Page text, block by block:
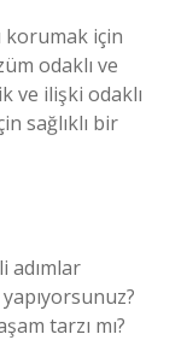
korumak için
odaklı ve
ve ilişki odaklı
sağlıklı bir
adımlar
tarzı mı?